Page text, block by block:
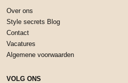
Over ons
Style secrets Blog
Contact
Vacatures
Algemene voorwaarden
VOLG ONS